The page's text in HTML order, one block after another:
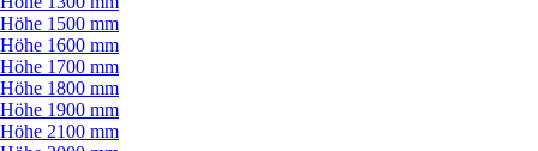
Höhe 1500 mm
Höhe 1600 mm
Höhe 1700 mm
Höhe 1800 mm
Höhe 1900 mm
Höhe 2100 mm